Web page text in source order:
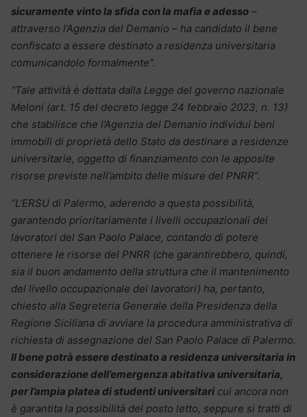
sicuramente vinto la sfida con la mafia e adesso –
attraverso l’Agenzia del Demanio – ha candidato il bene
confiscato a essere destinato a residenza universitaria
comunicandolo formalmente”.
“Tale attività è dettata dalla Legge del governo nazionale
Meloni (art. 15 del decreto legge 24 febbraio 2023, n. 13)
che stabilisce che l’Agenzia del Demanio individui beni
immobili di proprietà dello Stato da destinare a residenze
universitarie, oggetto di finanziamento con le apposite
risorse previste nell’ambito delle misure del PNRR”.
“L’ERSU di Palermo, aderendo a questa possibilità,
garantendo prioritariamente i livelli occupazionali dei
lavoratori del San Paolo Palace, contando di potere
ottenere le risorse del PNRR (che garantirebbero, quindi,
sia il buon andamento della struttura che il mantenimento
del livello occupazionale dei lavoratori) ha, pertanto,
chiesto alla Segreteria Generale della Presidenza della
Regione Siciliana di avviare la procedura amministrativa di
richiesta di assegnazione del San Paolo Palace di Palermo.
Il bene potrà essere destinato a residenza universitaria in
considerazione dell’emergenza abitativa universitaria,
per l’ampia platea di studenti universitari cui ancora non
è garantita la possibilità del posto letto, seppure si tratti di